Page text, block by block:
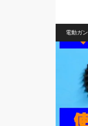
電動ガン